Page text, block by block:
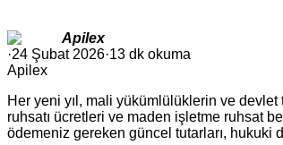
Apilex
·24 Şubat 2026·13 dk okuma
Apilex
Her yeni yıl, mali yükümlülüklerin ve
ruhsatı ücretleri ve maden işletme ruhsat
ödemeniz gereken güncel tutarları, hukuki